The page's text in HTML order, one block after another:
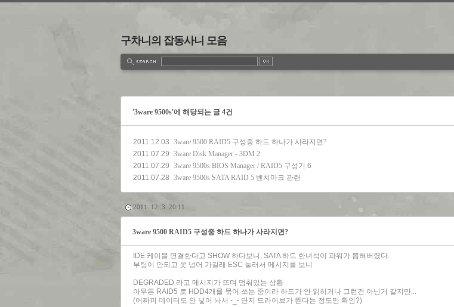
구차니의 잡동사니 모음
'3ware 9500s'에 해당되는 글 4건
2011.12.03 3ware 9500 RAID5 구성중 하드 하나가 사라지면?
2011.07.29 3ware Disk Manager - 3DM 2
2011.07.29 3ware 9500s BIOS Manager / RAID5 구성기 6
2011.07.28 3ware 9500s SATA RAID 5 벤치마크 관련
2011. 12. 3. 20:11
3ware 9500 RAID5 구성중 하드 하나가 사라지면?
IDE 케이블 연결한다고 SHOW 하다보니, SATA 하드 한녀석이 파워가 뽑혀버렸다.
부팅이 안되고 못 넘어 가길래 ESC 눌러서 메시지를 보니
DEGRADED 라고 메시지가 뜨며 멈춰있는 상황
아무튼 RAID5 로 HDD4개를 묶어 쓰는 중이라 하드가 안 읽히거나 그런건 아닌거 같지만...
(어짜피 데이터도 안 넣어 놔서 -_- 단지 드라이브가 뜬다는 정도만 확인?)